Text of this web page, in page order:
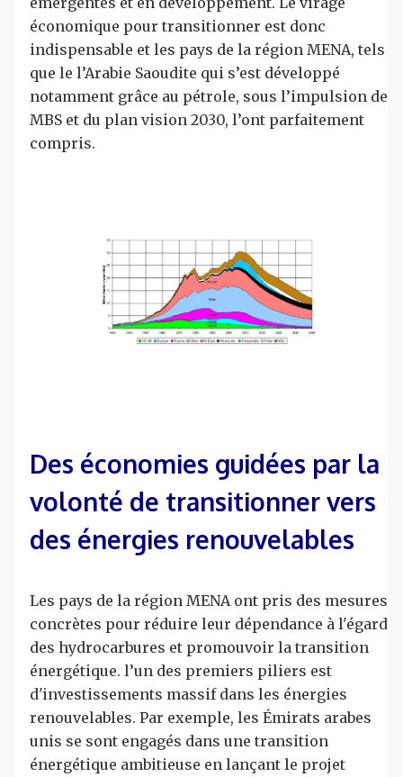
économique pour transitionner est donc
indispensable et les pays de la région MENA, tels
que le l’Arabie Saoudite qui s’est développé
notamment grâce au pétrole, sous l’impulsion de
MBS et du plan vision 2030, l’ont parfaitement
compris.
Des économies guidées par la
volonté de transitionner vers
des énergies renouvelables
Les pays de la région MENA ont pris des mesures
concrètes pour réduire leur dépendance à l'égard
des hydrocarbures et promouvoir la transition
énergétique. l’un des premiers piliers est
d'investissements massif dans les énergies
renouvelables. Par exemple, les Émirats arabes
unis se sont engagés dans une transition
énergétique ambitieuse en lançant le projet